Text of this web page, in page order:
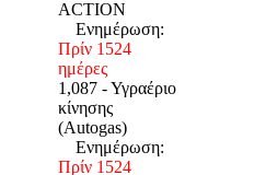
ACTION
Ενημέρωση:
Πρίν 1524
ημέρες
1,087 - Υγραέριο
κίνησης
(Autogas)
Ενημέρωση:
Πρίν 1524